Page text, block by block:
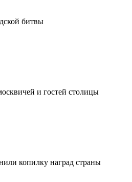
битвы
и гостей столицы
копилку наград страны